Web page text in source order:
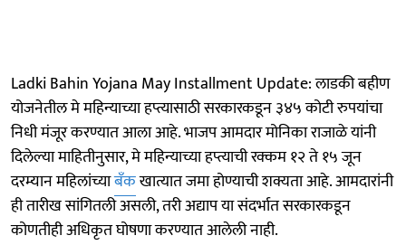
Ladki Bahin Yojana May Installment Update: लाडकी बहीण
योजनेतील मे महिन्याच्या हप्त्यासाठी सरकारकडून ३४५ कोटी रुपयांचा
निधी मंजूर करण्यात आला आहे. भाजप आमदार मोनिका राजाळे यांनी
दिलेल्या माहितीनुसार, मे महिन्याच्या हप्त्याची रक्कम १२ ते १५ जून
दरम्यान महिलांच्याबँकखात्यात जमा होण्याची शक्यता आहे. आमदारांनी
ही तारीख सांगितली असली, तरी अद्याप या संदर्भात सरकारकडून
कोणतीही अधिकृत घोषणा करण्यात आलेली नाही.